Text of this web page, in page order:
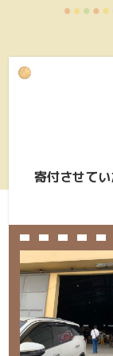
寄付させて